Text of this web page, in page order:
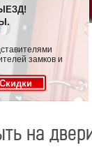
замков и
на